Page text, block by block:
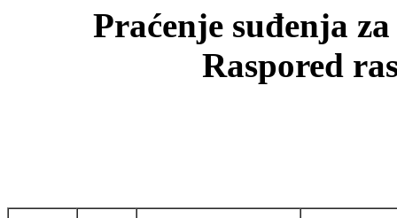
Praćenje suđenja
Raspored